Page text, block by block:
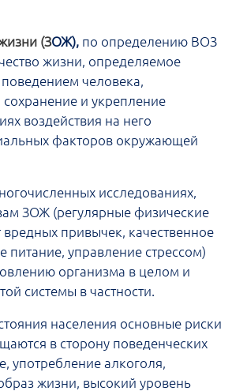
(ЗОЖ), по определению ВОЗ
жизни, определяемое
человека,
и укрепление
воздействия на него
факторов окружающей
исследованиях,
ЗОЖ (регулярные физические
вредных привычек, качественное
питание, управление стрессом)
организма в целом и
системы в частности.
населения основные риски
в сторону поведенческих
употребление алкоголя,
жизни, высокий уровень